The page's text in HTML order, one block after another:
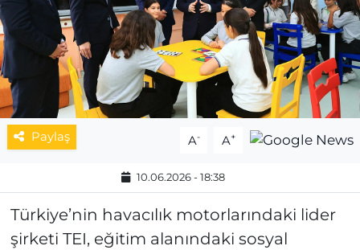
Paylaş A- A+
10.06.2026 - 18:38
Türkiye’nin havacılık motorlarındaki lider
şirketi TEI, eğitim alanındaki sosyal
ESKİŞEHİRSPOR